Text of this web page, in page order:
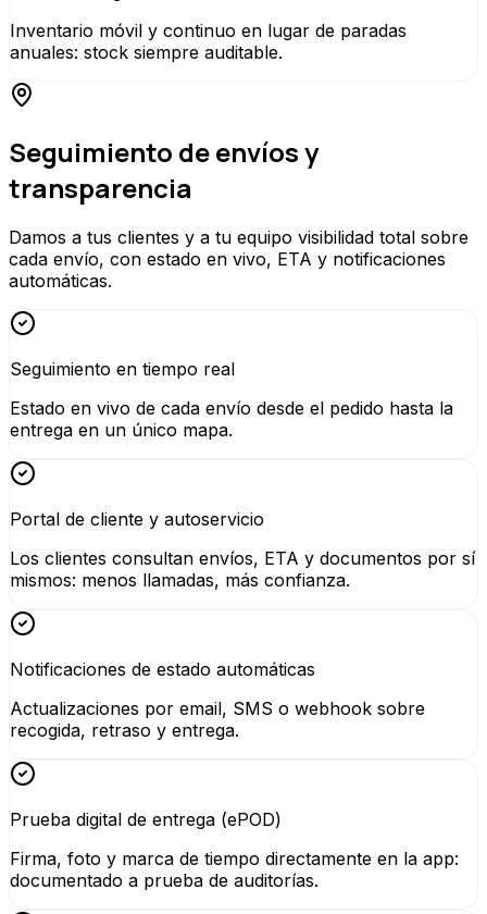
Inventario móvil y continuo en lugar de paradas
anuales: stock siempre auditable.
Seguimiento de envíos y
transparencia
Damos a tus clientes y a tu equipo visibilidad total sobre
cada envío, con estado en vivo, ETA y notificaciones
automáticas.
Seguimiento en tiempo real
Estado en vivo de cada envío desde el pedido hasta la
entrega en un único mapa.
Portal de cliente y autoservicio
Los clientes consultan envíos, ETA y documentos por sí
mismos: menos llamadas, más confianza.
Notificaciones de estado automáticas
Actualizaciones por email, SMS o webhook sobre
recogida, retraso y entrega.
Prueba digital de entrega (ePOD)
Firma, foto y marca de tiempo directamente en la app:
documentado a prueba de auditorías.